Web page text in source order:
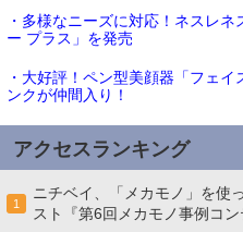
・多様なニーズに対応！ネスレ
ー プラス」を発売
・大好評！ペン型美顔器「フェ
ンクが仲間入り！
アクセスランキング
1
ニチベイ、「メカモノ」を使
スト『第6回メカモノ事例コ